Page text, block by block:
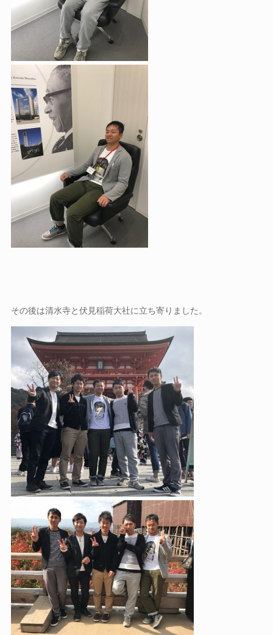
その後は清水寺と伏見稲荷大社に立ち寄りました。